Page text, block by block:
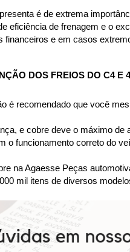
é de extrema
eficiência de frenagem e o
e em casos
DOS FREIOS DO C4 E
é recomendado que você
e cobre deve o máximo
o funcionamento correto do
na Agaesse Peças
mil itens de diversos